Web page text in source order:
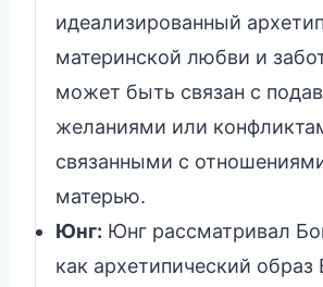
идеализированный архетип
материнской любви и
может быть связан с
желаниями или
связанными с
матерью.
Юнг: Юнг рассматривал
как архетипический образ